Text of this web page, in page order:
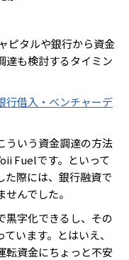
ピタルや銀行から資金
達も検討するタイミン
行借入・ベンチャーデ
ういう資金調達の方法
Fuelです。といって
た際には、銀行融資で
んでした。
黒字化できるし、その
います。とはいえ、
転資金にちょっと不安